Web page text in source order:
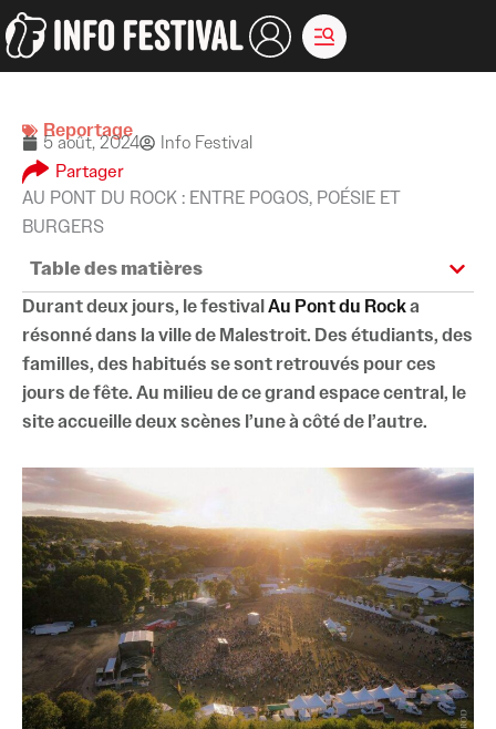
Aller
au
contenu
Reportage
5 août, 2024
Info Festival
Partager
AU PONT DU ROCK : ENTRE POGOS, POÉSIE ET
BURGERS
Table des matières
Durant deux jours, le festivalAu Pont du Rocka
résonné dans la ville de Malestroit. Des étudiants, des
familles, des habitués se sont retrouvés pour ces
jours de fête. Au milieu de ce grand espace central, le
site accueille deux scènes l’une à côté de l’autre.